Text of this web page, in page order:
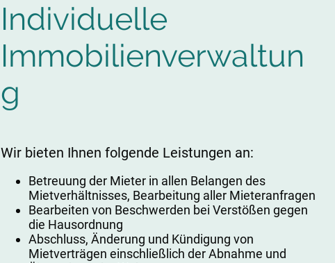
Individuelle
Immobilienverwaltun
g
Wir bieten Ihnen folgende Leistungen an:
Betreuung der Mieter in allen Belangen des
Mietverhältnisses, Bearbeitung aller Mieteranfragen
Bearbeiten von Beschwerden bei Verstößen gegen
die Hausordnung
Abschluss, Änderung und Kündigung von
Mietverträgen einschließlich der Abnahme und